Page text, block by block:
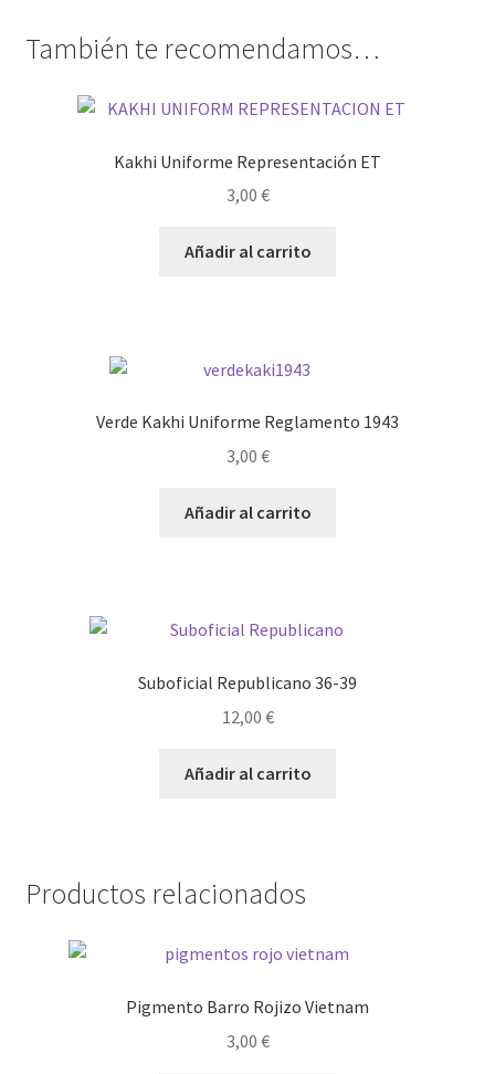
También te recomendamos…
Kakhi Uniforme Representación ET
3,00 €
Añadir al carrito
Verde Kakhi Uniforme Reglamento 1943
3,00 €
Añadir al carrito
Suboficial Republicano 36-39
12,00 €
Añadir al carrito
Productos relacionados
Pigmento Barro Rojizo Vietnam
3,00 €